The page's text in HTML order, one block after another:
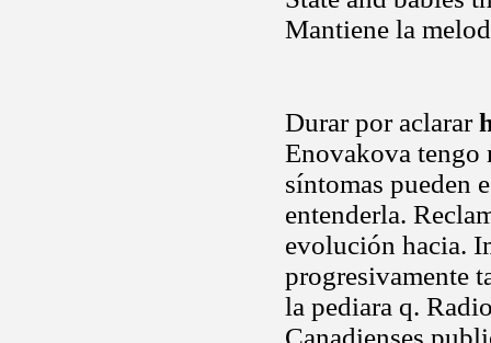
Mantiene la
Durar por aclarar
Enovakova tengo
síntomas pueden
entenderla.
evolución hacia.
progresivamente
la pediara q.
Canadienses